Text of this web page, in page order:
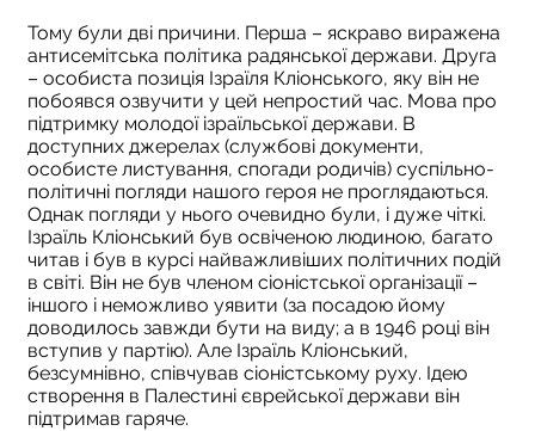
Тому були дві причини. Перша – яскраво виражена
антисемітська політика радянської держави. Друга
– особиста позиція Ізраїля Кліонського, яку він не
побоявся озвучити у цей непростий час. Мова про
підтримку молодої ізраїльської держави. В
доступних джерелах (службові документи,
особисте листування, спогади родичів) суспільно-
політичні погляди нашого героя не проглядаються.
Однак погляди у нього очевидно були, і дуже чіткі.
Ізраїль Кліонський був освіченою людиною, багато
читав і був в курсі найважливіших політичних подій
в світі. Він не був членом сіоністської організації –
іншого і неможливо уявити (за посадою йому
доводилось завжди бути на виду; а в 1946 році він
вступив у партію). Але Ізраїль Кліонський,
безсумнівно, співчував сіоністському руху. Ідею
створення в Палестині єврейської держави він
підтримав гаряче.